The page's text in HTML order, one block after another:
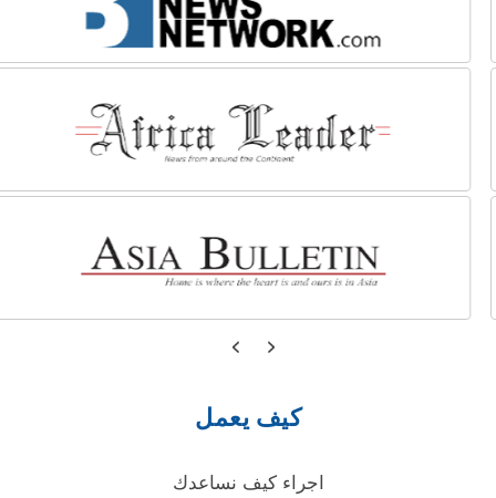
كيف يعمل
اجراء كيف نساعدك